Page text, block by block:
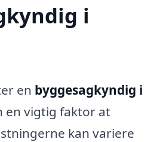
i
en byggesagkyndig i
en vigtig faktor at
kan variere